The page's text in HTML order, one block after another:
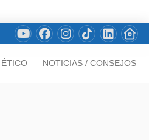
NOTICIAS / CONSEJOS